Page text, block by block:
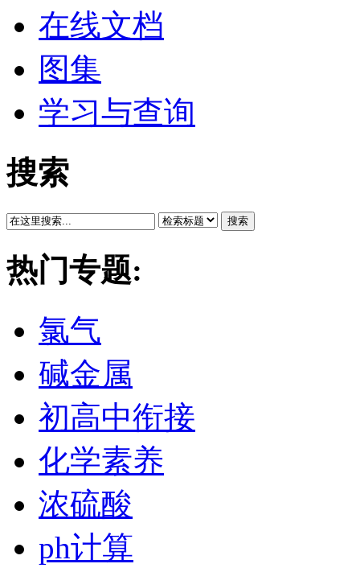
在线文档
图集
学习与查询
搜索
搜索
热门专题:
氯气
碱金属
初高中衔接
化学素养
浓硫酸
ph计算